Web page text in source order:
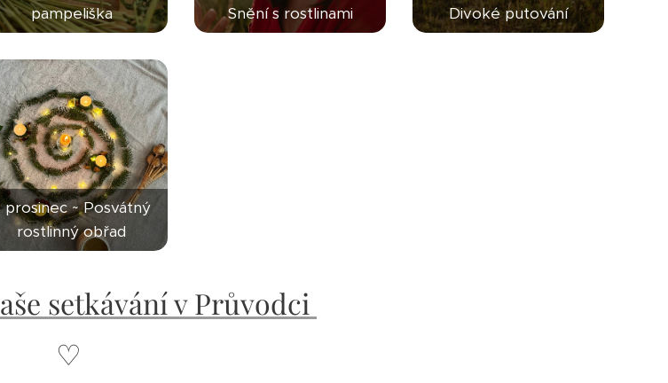
pampeliška
Snění s rostlinami
Divoké putování
prosinec ~ Posvátný
rostlinný obřad
setkávání v Průvodci
♡